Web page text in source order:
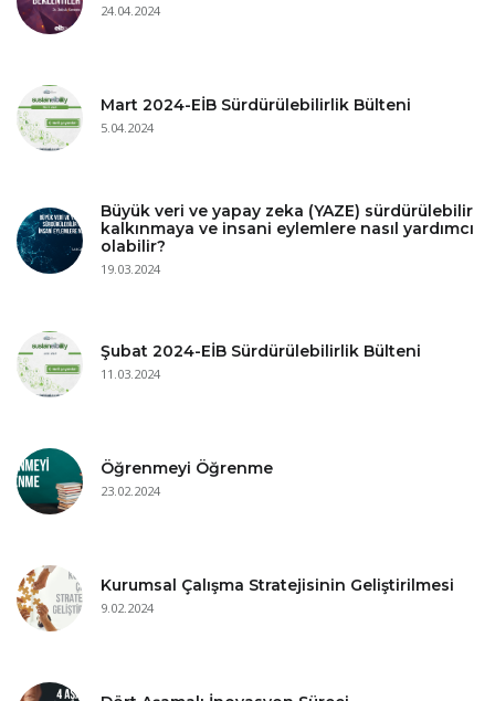
24.04.2024
Mart 2024-EİB Sürdürülebilirlik Bülteni
5.04.2024
Büyük veri ve yapay zeka (YAZE) sürdürülebilir
kalkınmaya ve insani eylemlere nasıl yardımcı
olabilir?
19.03.2024
Şubat 2024-EİB Sürdürülebilirlik Bülteni
11.03.2024
Öğrenmeyi Öğrenme
23.02.2024
Kurumsal Çalışma Stratejisinin Geliştirilmesi
9.02.2024